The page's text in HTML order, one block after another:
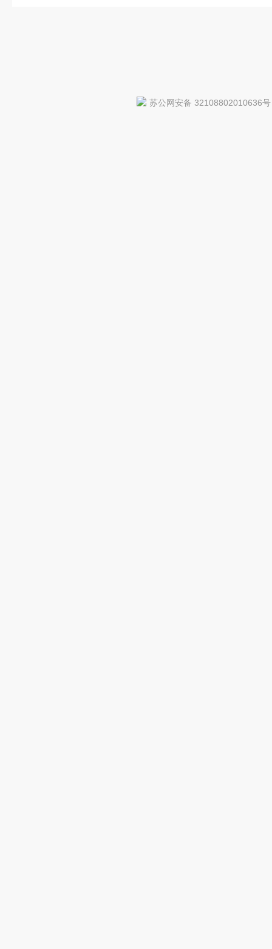
苏公网安备 32108802010636号